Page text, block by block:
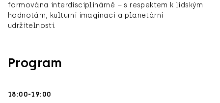
formována interdisciplinárně – s respektem k lidským
hodnotám, kulturní imaginaci a planetární
udržitelnosti.
Program
18:00-19:00